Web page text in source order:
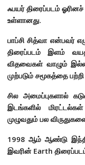
ஃபயர் திரைப்படம்
உள்ளானது.
பாப்சி சித்வா என்பவர்
திரைப்படம் இளம்
விதவைகள் வாழும்
முற்படும் சமூகத்தை
சில அமைப்புகளால்
இடங்களில்
முழுவதும் பல
1998 ஆம் ஆண்டு
இவரின் Earth